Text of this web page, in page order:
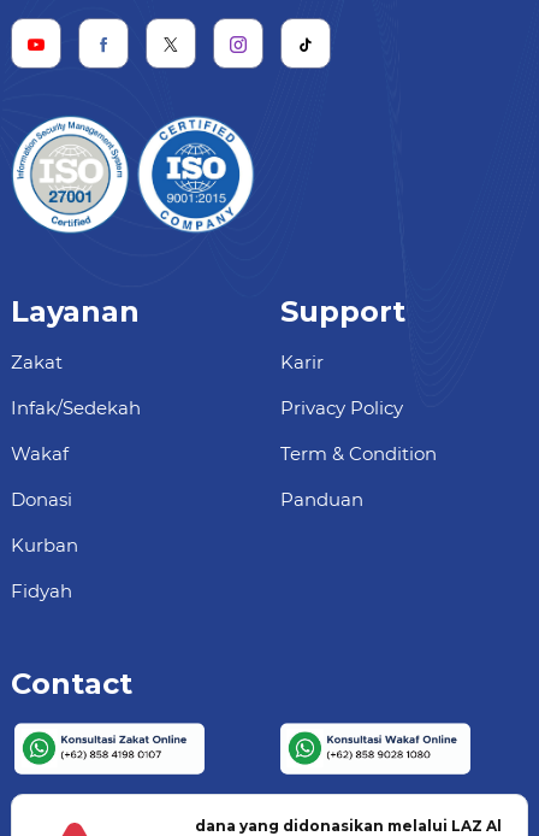
Layanan
Zakat
Infak/Sedekah
Wakaf
Donasi
Kurban
Fidyah
Support
Karir
Privacy Policy
Term & Condition
Panduan
Contact
dana yang didonasikan melalui LAZ Al